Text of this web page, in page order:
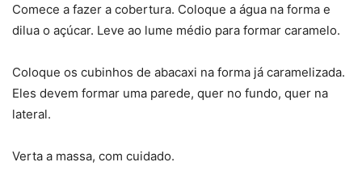
Comece a fazer a cobertura. Coloque a água na forma e
dilua o açúcar. Leve ao lume médio para formar caramelo.
Coloque os cubinhos de abacaxi na forma já caramelizada.
Eles devem formar uma parede, quer no fundo, quer na
lateral.
Verta a massa, com cuidado.